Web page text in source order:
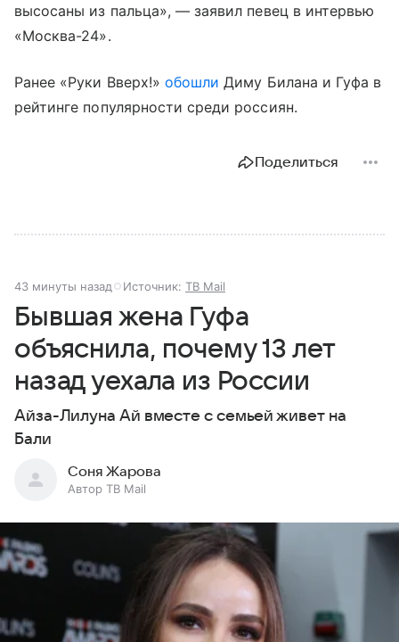
высосаны из пальца», — заявил певец в интервью
«Москва-24».
Ранее «Руки Вверх!» обошли Диму Билана и Гуфа в
рейтинге популярности среди россиян.
Поделиться
43 минуты назад Источник: ТВ Mail
Бывшая жена Гуфа
объяснила, почему 13 лет
назад уехала из России
Айза-Лилуна Ай вместе с семьей живет на
Бали
Соня Жарова
Автор ТВ Mail